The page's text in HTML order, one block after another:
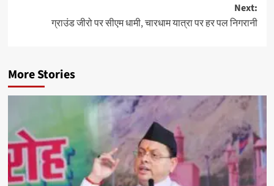
Next:
ग्राउंड जीरो पर सीएम धामी, चारधाम यात्रा पर हर पल निगरानी
More Stories